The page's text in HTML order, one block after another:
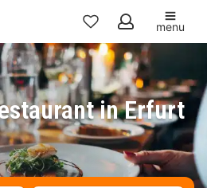
Mijn
favorieten
menu
in Erfurt